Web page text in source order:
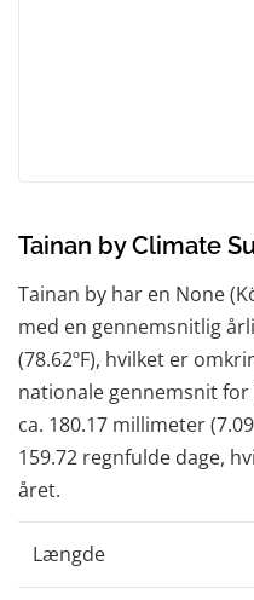
Tainan by Climate
Tainan by har en None
med en gennemsnitlig
(78.62ºF), hvilket er
nationale gennemsnit
ca. 180.17 millimeter
159.72 regnfulde dage,
året.
Længde